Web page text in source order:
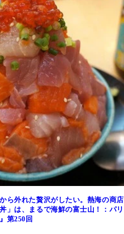
ら外れた贅沢がしたい。熱海の商店
」は、まるで海鮮の富士山！：パリ
第250回